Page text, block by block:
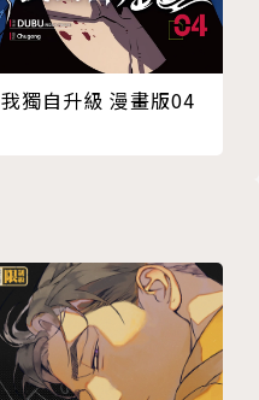
我獨自升級 漫畫版04